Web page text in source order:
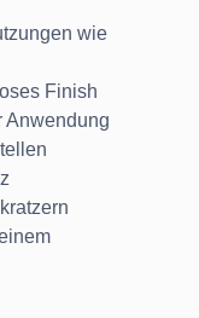
wie
Finish
Anwendung